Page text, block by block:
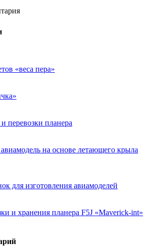
«веса пера»
перевозки планера
на основе летающего крыла
для изготовления авиамоделей
и хранения планера F5J «Maverick-int»